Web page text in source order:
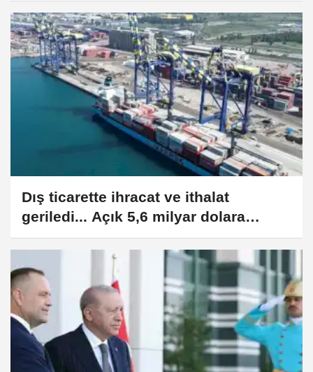
Dış ticarette ihracat ve ithalat
geriledi... Açık 5,6 milyar dolara
düştü!